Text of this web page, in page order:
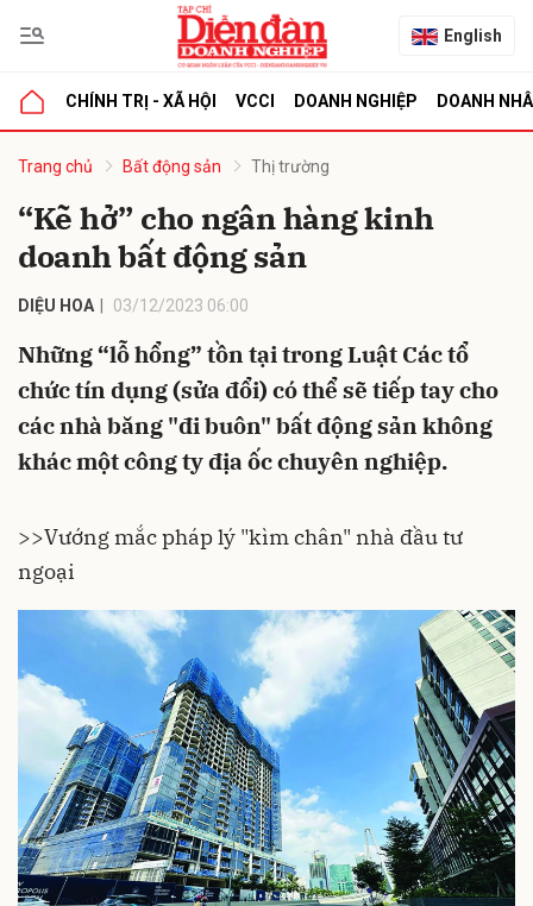
English
CHÍNH TRỊ - XÃ HỘI VCCI DOANH NGHIỆP DOANH
Trang chủ Bất động sản Thị trường
“Kẽ hở” cho ngân hàng kinh
doanh bất động sản
DIỆU HOA 03/12/2023 06:00
Những “lỗ hổng” tồn tại trong Luật Các tổ
chức tín dụng (sửa đổi) có thể sẽ tiếp tay cho
các nhà băng "đi buôn" bất động sản không
khác một công ty địa ốc chuyên nghiệp.
>>Vướng mắc pháp lý "kìm chân" nhà đầu tư
ngoại
luận
Hủy